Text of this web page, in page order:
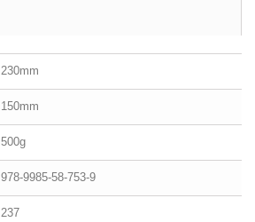
230mm
150mm
500g
978-9985-58-753-9
237